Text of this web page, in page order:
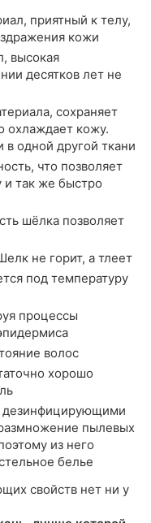
приятный к телу,
кожи
высокая
десятков лет не
сохраняет
охлаждает кожу.
одной другой ткани
что позволяет
и так же быстро
шёлка позволяет
не горит, а тлеет
под температуру
процессы
волос
хорошо
дезинфицирующими
пылевых
из него
белье
свойств нет ни у